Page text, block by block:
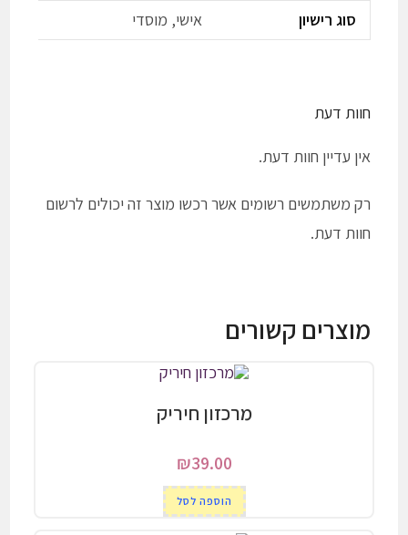
סוג רישיון אישי, מוסדי
חוות דעת
אין עדיין חוות דעת.
רק משתמשים רשומים אשר רכשו מוצר זה יכולים לרשום
חוות דעת.
מוצרים קשורים
מרכזון חיריק
₪39.00
הוספה לסל